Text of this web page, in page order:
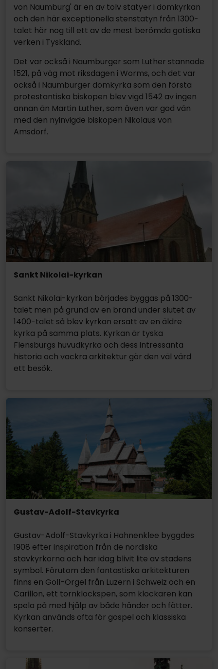
von Naumburg' är en av tolv statyer i domkyrkan
och den här exceptionella stenstatyn från 1300-
talet hör nog till ett av de mest berömda gotiska
verken i Tyskland.
Det var också i Naumburger som Luther stannade
1521, på väg mot riksdagen i Worms, och det var
också i Naumburger domkyrka som den första
protestantiska biskopen blev vigd 1542 av ingen
annan än Martin Luther, som även var god vän
med den nyinvigde biskopen Nikolaus von
Amsdorf.
Sankt Nikolai-kyrkan
Sankt Nikolai-kyrkan börjades byggas på 1300-
talet men på grund av en brand under slutet av
1400-talet så blev kyrkan ersatt av en äldre
kyrka på samma plats. Kyrkan är tyska
Flensburgs huvudkyrka och dess intressanta
historia och vackra arkitektur gör den väl värd
ett besök.
Gustav-Adolf-Stavkyrka
Gustav-Adolf-Stavkyrka i Hahnenklee byggdes
1908 efter inspiration från de nordiska
stavkyrkorna och har idag blivit lite av stadens
symbol. Förutom den fantastiska arkitekturen
finns en Goll-Orgel från Luzern i Schweiz och en
Carillon, ett tornklockspen, som klockaren kan
spela på med hjälp av både händer och fötter.
Kyrkan används ofta för gospel och klassiska
konserter.